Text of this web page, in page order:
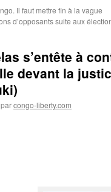
Il faut mettre fin à la vague
d’opposants suite aux
s’entête à
devant la
parcongo-liberty.com